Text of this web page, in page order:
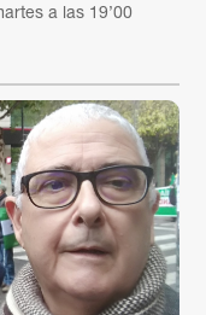
a las 19’00